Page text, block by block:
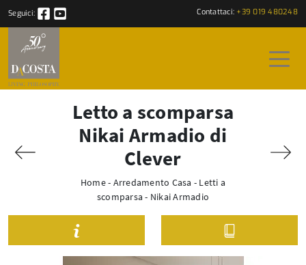
Seguici: Contattaci: +39 019 480248
Letto a scomparsa
Nikai Armadio di
Clever
Home- Arredamento Casa - Letti a
scomparsa - Nikai Armadio